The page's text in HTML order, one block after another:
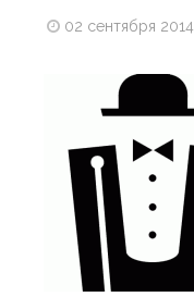
02 сентября 2014